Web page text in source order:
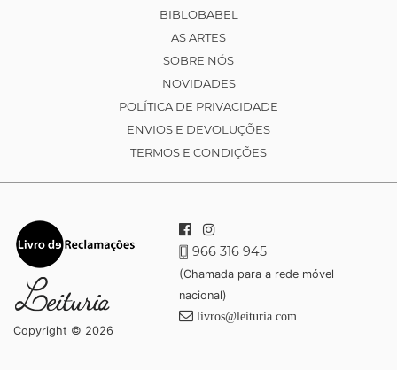
BIBLOBABEL
AS ARTES
SOBRE NÓS
NOVIDADES
POLÍTICA DE PRIVACIDADE
ENVIOS E DEVOLUÇÕES
TERMOS E CONDIÇÕES
Copyright © 2026
966 316 945
(Chamada para a rede móvel
nacional)
livros@leituria.com